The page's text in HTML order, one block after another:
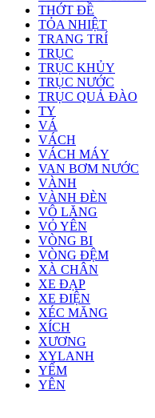
THỚT ĐỀ
TỎA NHIỆT
TRANG TRÍ
TRỤC
TRỤC KHỦY
TRỤC NƯỚC
TRỤC QUẢ ĐÀO
TY
VÁ
VÁCH
VÁCH MÁY
VAN BƠM NƯỚC
VÀNH
VÀNH ĐÈN
VÔ LĂNG
VỎ YÊN
VÒNG BI
VÒNG ĐỆM
XÀ CHÂN
XE ĐẠP
XE ĐIỆN
XÉC MĂNG
XÍCH
XƯƠNG
XYLANH
YẾM
YÊN